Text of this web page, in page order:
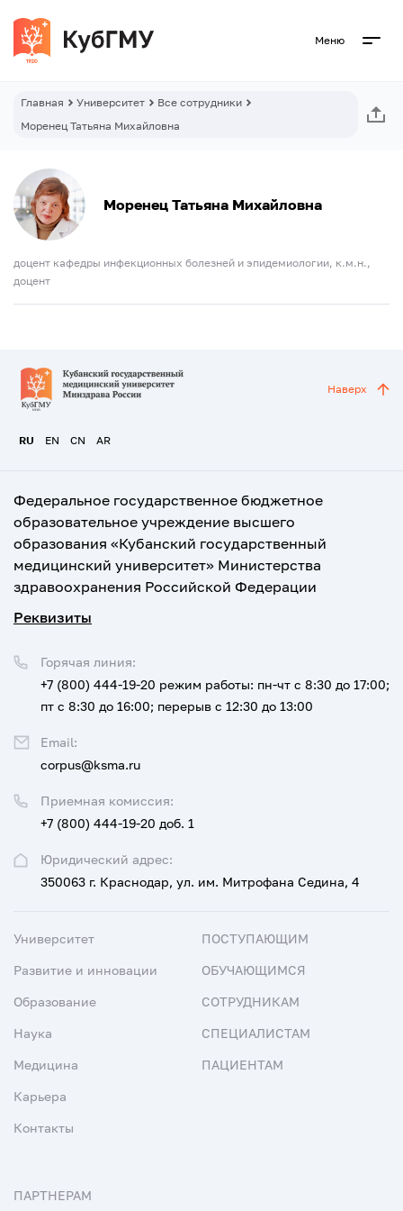
Меню
Главная Университет
Все сотрудники
Моренец Татьяна Михайловна
Моренец Татьяна Михайловна
доцент кафедры инфекционных болезней и эпидемиологии, к.м.н.,
доцент
RU EN CN AR
Наверх
Федеральное государственное бюджетное
образовательное учреждение высшего
образования «Кубанский государственный
медицинский университет» Министерства
здравоохранения Российской Федерации
Реквизиты
Юридический адрес:
350063 г. Краснодар, ул. им. Митрофана Седина, 4
Приемная комиссия:
+7 (800) 444-19-20 доб. 1
Горячая линия:
+7 (800) 444-19-20 режим работы: пн-чт с 8:30 до 17:00;
пт с 8:30 до 16:00; перерыв с 12:30 до 13:00
Email:
corpus@ksma.ru
Университет
Развитие и инновации
Образование
Наука
Медицина
Карьера
Контакты
ПОСТУПАЮЩИМ
ОБУЧАЮЩИМСЯ
СОТРУДНИКАМ
СПЕЦИАЛИСТАМ
ПАЦИЕНТАМ
ПАРТНЕРАМ